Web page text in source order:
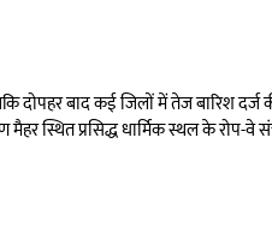
दोपहर बाद कई जिलों में तेज बारिश
स्थित प्रसिद्ध धार्मिक स्थल के रोप-